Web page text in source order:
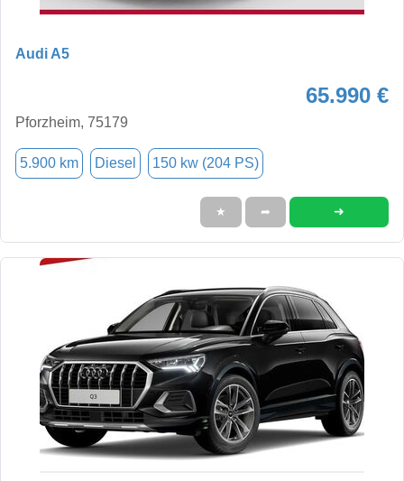
Audi A5
65.990 €
Pforzheim, 75179
5.900 km Diesel 150 kw (204 PS)
★ ➦ ➜